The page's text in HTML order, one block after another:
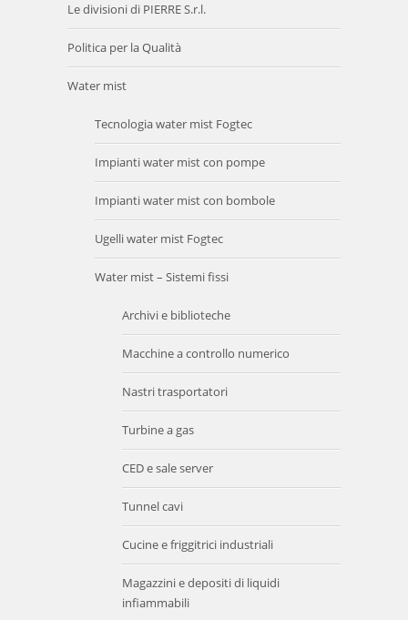
Le divisioni di PIERRE S.r.l.
Politica per la Qualità
Water mist
Tecnologia water mist Fogtec
Impianti water mist con pompe
Impianti water mist con bombole
Ugelli water mist Fogtec
Water mist – Sistemi fissi
Archivi e biblioteche
Macchine a controllo numerico
Nastri trasportatori
Turbine a gas
CED e sale server
Tunnel cavi
Cucine e friggitrici industriali
Magazzini e depositi di liquidi
infiammabili